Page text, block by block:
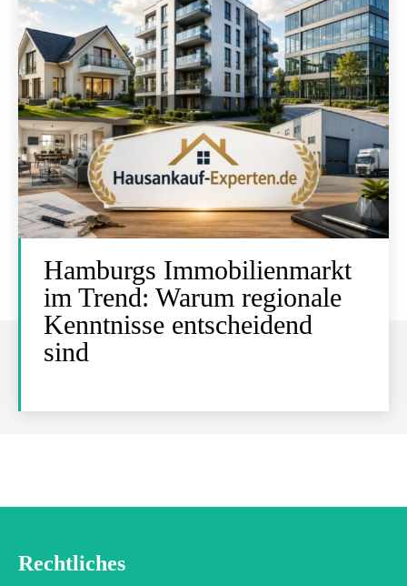
Hamburgs Immobilienmarkt
im Trend: Warum regionale
Kenntnisse entscheidend
sind
Rechtliches